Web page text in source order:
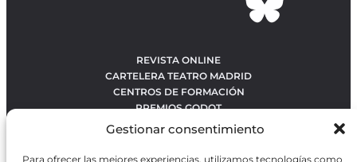
Gestionar consentimiento
Para ofrecer las mejores experiencias, utilizamos tecnologías como
REVISTA ONLINE
CARTELERA TEATRO MADRID
CENTROS DE FORMACIÓN
PREMIOS GODOT
CONTACTO